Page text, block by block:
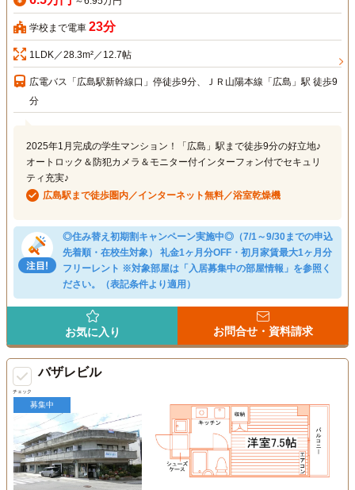
学校まで電車 23分
1LDK／28.3m²／12.7帖
広電バス「広島駅新幹線口」停徒歩9分、ＪＲ山陽本線「広島」駅 徒歩9
分
2025年1月完成の学生マンション！「広島」駅まで徒歩9分の好立地♪
オートロック＆防犯カメラ＆モニター付インターフォン付でセキュリ
ティ充実♪
広島駅まで徒歩圏内／インターネット無料／浴室乾燥機
◎住み替え初期割キャンペーン実施中◎（7/1～9/30までの申込
先着順・在校生対象） 礼金1ヶ月分OFF・初月家賃最大1ヶ月分
フリーレント ※対象部屋は「入居募集中の部屋情報」を参照く
ださい。（表記条件より適用）
お気に入り お問合せ・資料請求
チェック
バザレビル
募集中